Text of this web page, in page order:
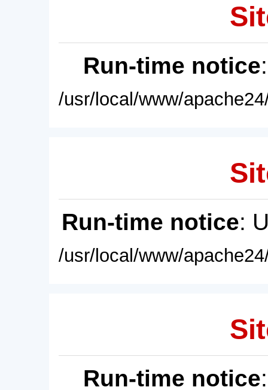
Run-time notice
/usr/local/www/
Run-time notice:
/usr/local/www/
Run-time notice